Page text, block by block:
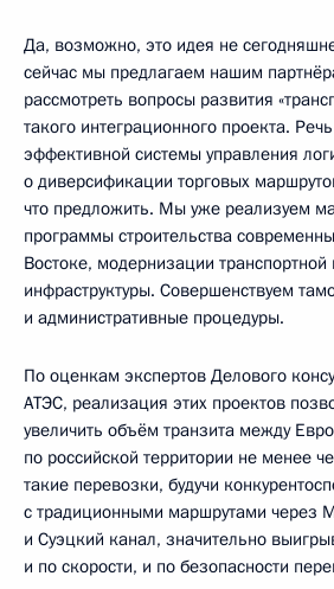
Да, возможно, это идея не
сейчас мы предлагаем нашим
рассмотреть вопросы развития
такого интеграционного проекта.
эффективной системы управления
о диверсификации торговых
что предложить. Мы уже реализуем
программы строительства
Востоке, модернизации транспортной
инфраструктуры. Совершенствуем
и административные процедуры.
По оценкам экспертов Делового
АТЭС, реализация этих проектов
увеличить объём транзита между
по российской территории не менее
такие перевозки, будучи
с традиционными маршрутами через
и Суэцкий канал, значительно
и по скорости, и по безопасности